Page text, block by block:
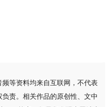
等资料均来自互联网，不代表
责。相关作品的原创性、文中